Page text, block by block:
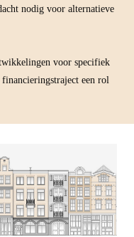
nodig voor alternatieve
voor specifiek
een rol